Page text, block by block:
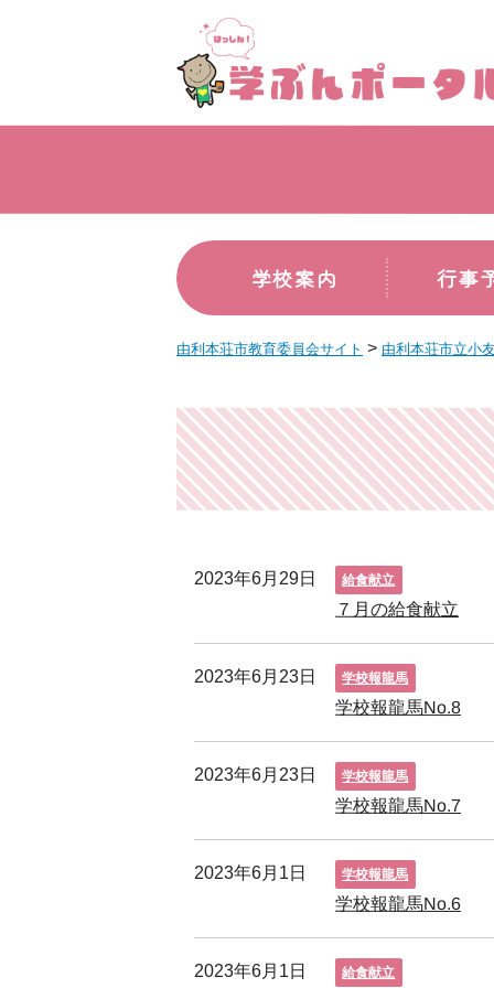
学校案内 行事
由利本荘市教育委員会サイト > 由利本荘市立小
2023年6月29日 給食献立
７月の給食献立
2023年6月23日 学校報龍馬
学校報龍馬No.8
2023年6月23日 学校報龍馬
学校報龍馬No.7
2023年6月1日 学校報龍馬
学校報龍馬No.6
2023年6月1日 給食献立